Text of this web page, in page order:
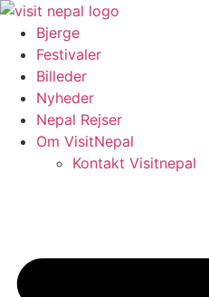
Videre
indhold
Bjerge
Festivaler
Billeder
Nyheder
Nepal Rejser
Om VisitNepal
Kontakt Visitnepal